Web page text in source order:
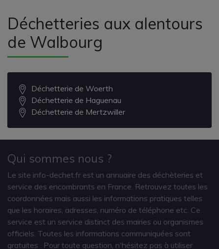
Déchetteries aux alentours
de Walbourg
Déchetterie de Woerth
Déchetterie de Haguenau
Déchetterie de Mertzwiller
Qui sommes nous ?
Le site info-dechet.fr est un annuaire des déchèteries et
service des encombrants en France. Retrouvez toutes les
coordonnées mais aussi les informations pratiques telles
que les horaires, adresses, numéro de téléphone etc. Ce
service est un service distinct des mairies ou organismes
officiels. Toutes les informations communiquées sont
gratuites
. Pour toute question, n'hésitez pas à utiliser